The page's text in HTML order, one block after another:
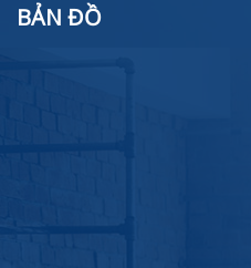
BẢN ĐỒ